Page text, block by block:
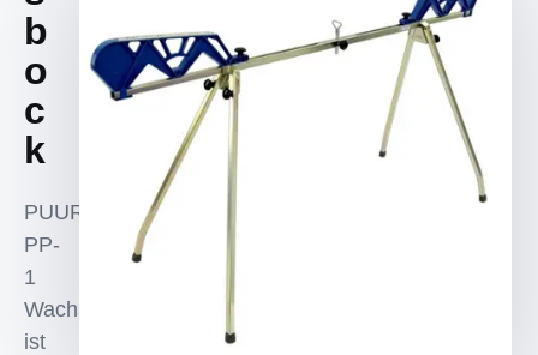
b
o
c
k
PUURU
PP-
1
Wachsbock
ist